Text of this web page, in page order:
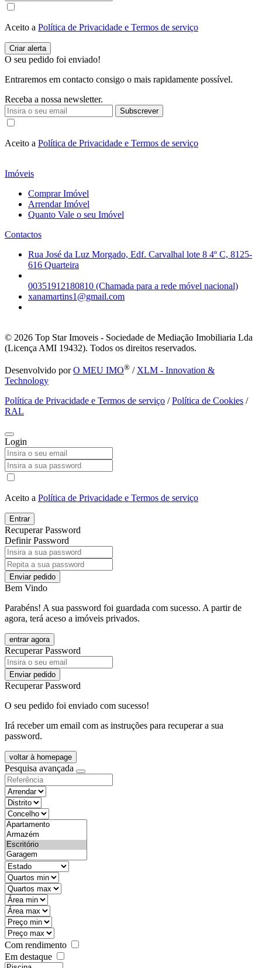
Aceito a Política de Privacidade e Termos de serviço
O seu pedido foi enviado!
Entraremos em contacto consigo o mais rapidamente possível.
Receba a nossa newsletter.
Subscrever
Aceito a Política de Privacidade e Termos de serviço
Imóveis
Comprar Imóvel
Arrendar Imóvel
Quanto Vale o seu Imóvel
Contactos
Rua José da Luz Morgado, Edf. Carvalhal lote 8 4º C, 8125-
616 Quarteira
00351912180810 (Chamada para a rede móvel nacional)
xanamartins1@gmail.com
© 2026 Top Star Imoveis - Sociedade de Mediação Imobiliaria Lda
(Licença AMI 19432). Todos os direitos reservados.
Desenvolvido porO MEU IMO® / XLM - Innovation &
Technology
Política de Privacidade e Termos de serviço /Política de Cookies /
RAL
Login
Aceito a Política de Privacidade e Termos de serviço
Entrar
Recuperar Password
Definir Password
Enviar pedido
Bem Vindo
Parabéns! A sua password foi guardada com sucesso. A partir de
agora, terá aceso a imóveis privados.
entrar agora
Recuperar Password
Enviar pedido
Recuperar Password
O seu pedido foi enviado com sucesso!
Irá receber um email com as instruções para recuperar a sua
password.
voltar à homepage
Pesquisa avançada
objective
districtId
countyId
types
state
mintypo
maxtypo
minarea
maxarea
minprice
maxprice
Com rendimento
Em destaque